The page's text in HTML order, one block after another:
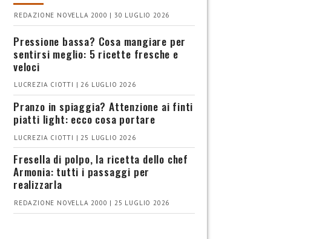
REDAZIONE NOVELLA 2000 | 30 LUGLIO 2026
Pressione bassa? Cosa mangiare per
sentirsi meglio: 5 ricette fresche e
veloci
LUCREZIA CIOTTI | 26 LUGLIO 2026
Pranzo in spiaggia? Attenzione ai finti
piatti light: ecco cosa portare
LUCREZIA CIOTTI | 25 LUGLIO 2026
Fresella di polpo, la ricetta dello chef
Armonia: tutti i passaggi per
realizzarla
REDAZIONE NOVELLA 2000 | 25 LUGLIO 2026